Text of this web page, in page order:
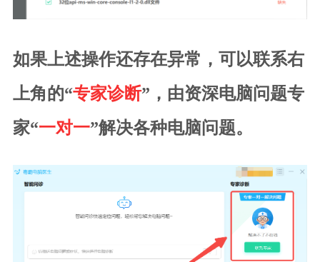
如果上述操作还存在异常，可以联系右
上角的“专家诊断”，由资深电脑问题专
家“一对一”解决各种电脑问题。